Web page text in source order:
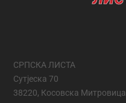
СРПСКА ЛИСТА
Сутјеска 70
38220, Косовска Митровица